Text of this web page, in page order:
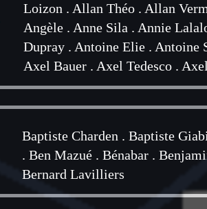
Loizon . Allan Théo . Allan
Angèle . Anne Sila . Annie
Dupray . Antoine Elie . Antoine
Axel Bauer . Axel Tedesco .
Baptiste Charden . Baptiste
. Ben Mazué . Bénabar .
Bernard Lavilliers